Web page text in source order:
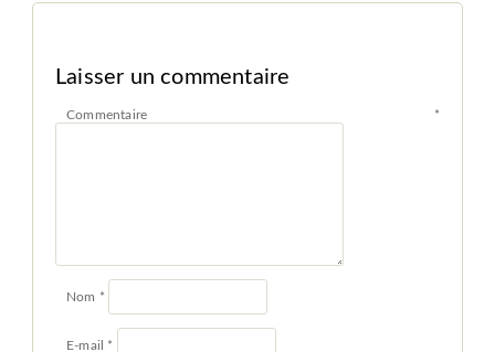
Laisser un commentaire
Commentaire *
Nom *
E-mail *